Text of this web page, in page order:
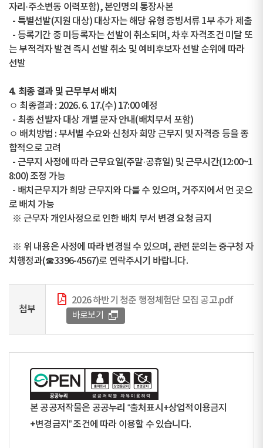
자리·주소변동 이력포함), 본인명의 통장사본
- 특별선발(지원 대상) 대상자는 해당 유형 증빙서류 1부 추가 제출
- 등록기간 중 미등록자는 선발이 취소되며, 차후 자격조건 미달 또
는 부적격자 발견 즉시 선발 취소 및 예비후보자 선발 순위에 따라
선발
4. 최종 결과 및 근무부서 배치
ㅇ 최종결과 : 2026. 6. 17.(수) 17:00 예정
- 최종 선발자 대상 개별 문자 안내(배치부서 포함)
ㅇ 배치방법 : 부서별 수요와 신청자 희망 근무지 및 자격증 등을 종
합적으로 고려
- 근무지 사정에 따라 근무요일(주말·공휴일) 및 근무시간(12:00~1
8:00) 조정 가능
- 배치근무지가 희망 근무지와 다를 수 있으며, 거주지에서 먼 곳으
로 배치 가능
※ 근무자 개인사정으로 인한 배치 부서 변경 요청 금지
※ 위 내용은 사정에 따라 변경될 수 있으며, 관련 문의는 중구청 자
치행정과(☎3396-4567)로 연락주시기 바랍니다.
첨부
2026 하반기 청춘 행정체험단 모집 공고.pdf
바로보기
본 공공저작물은 공공누리 “출처표시+상업적이용금지
+변경금지” 조건에 따라 이용할 수 있습니다.